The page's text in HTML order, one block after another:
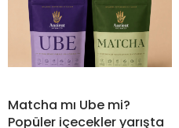
Matcha mı Ube mi?
Popüler içecekler yarışta